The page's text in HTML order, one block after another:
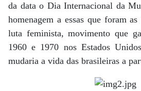
da data o Dia Internacional da
homenagem a essas que foram
luta feminista, movimento que
1960 e 1970 nos Estados
mudaria a vida das brasileiras a